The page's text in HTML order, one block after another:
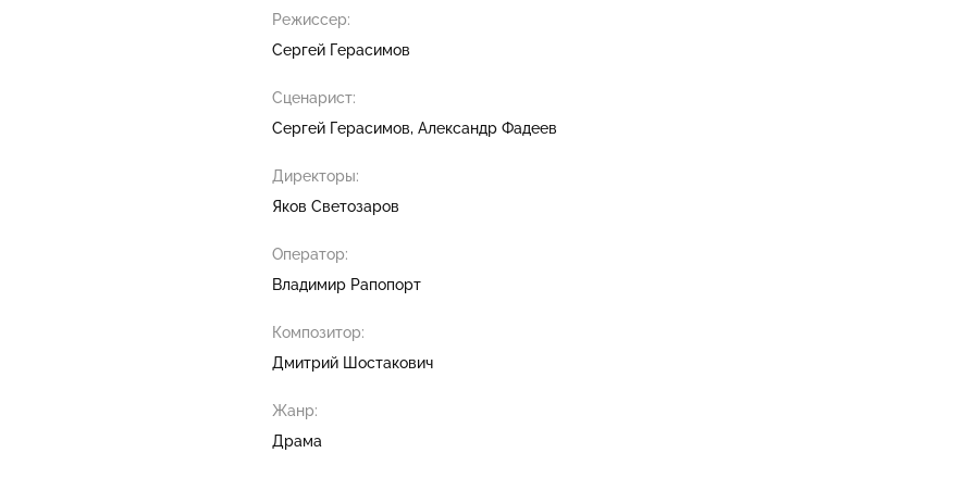
Режиссер:
Сергей Герасимов
Сценарист:
Сергей Герасимов Александр Фадеев
Директоры:
Яков Светозаров
Оператор:
Владимир Рапопорт
Композитор:
Дмитрий Шостакович
Жанр:
Драма